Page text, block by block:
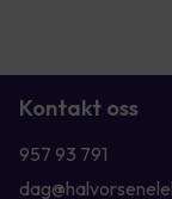
Kontakt oss
957 93 791